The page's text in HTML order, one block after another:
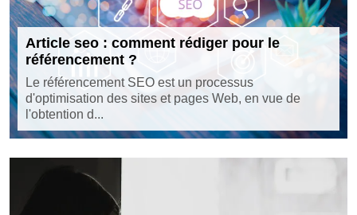
Article seo : comment rédiger pour le
référencement ?
Le référencement SEO est un processus
d'optimisation des sites et pages Web, en vue de
l'obtention d...